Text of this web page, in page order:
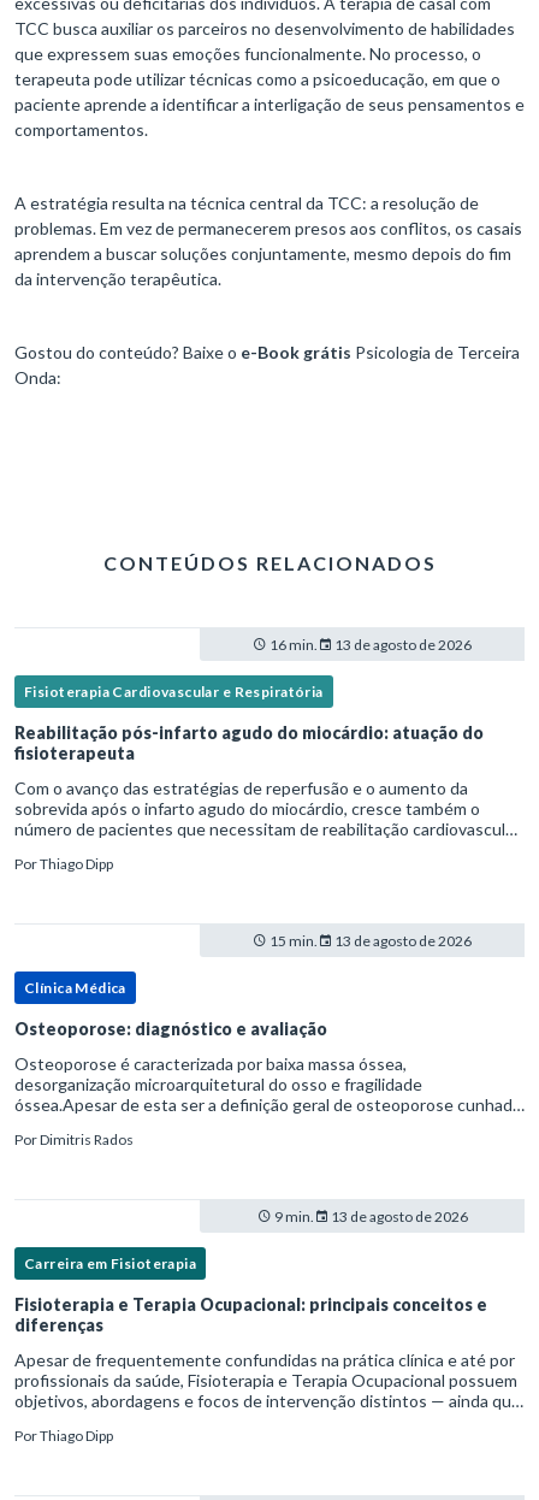
TCC busca auxiliar os parceiros no desenvolvimento de habilidades
que expressem suas emoções funcionalmente. No processo, o
terapeuta pode utilizar técnicas como a psicoeducação, em que o
paciente aprende a identificar a interligação de seus pensamentos e
comportamentos.
A estratégia resulta na técnica central da TCC: a resolução de
problemas. Em vez de permanecerem presos aos conflitos, os casais
aprendem a buscar soluções conjuntamente, mesmo depois do fim
da intervenção terapêutica.
Gostou do conteúdo? Baixe o e-Book grátis Psicologia de Terceira
Onda:
CONTEÚDOS RELACIONADOS
16 min. 13 de agosto de 2026
Fisioterapia Cardiovascular e Respiratória
Reabilitação pós-infarto agudo do miocárdio: atuação do
fisioterapeuta
Com o avanço das estratégias de reperfusão e o aumento da
sobrevida após o infarto agudo do miocárdio, cresce também o
número de pacientes que necessitam de reabilitação cardiovascular
PorThiago Dipp
15 min. 13 de agosto de 2026
Clínica Médica
Osteoporose: diagnóstico e avaliação
Osteoporose é caracterizada por baixa massa óssea,
desorganização microarquitetural do osso e fragilidade
óssea.Apesar de esta ser a definição geral de osteoporose cunhada
patofisiológico, e não c
PorDimitris Rados
9 min. 13 de agosto de 2026
Carreira em Fisioterapia
Fisioterapia e Terapia Ocupacional: principais conceitos e
diferenças
Apesar de frequentemente confundidas na prática clínica e até por
profissionais da saúde, Fisioterapia e Terapia Ocupacional possuem
objetivos, abordagens e focos de intervenção distintos — ainda que
PorThiago Dipp